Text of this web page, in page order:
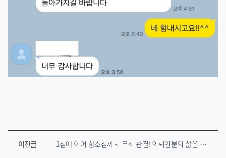
이전글 1심에 이어 항소심까지 무죄 판결! 의뢰인분의 삶을 지켜드리겠습니다.